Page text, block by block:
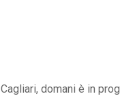
Cagliari, domani è in